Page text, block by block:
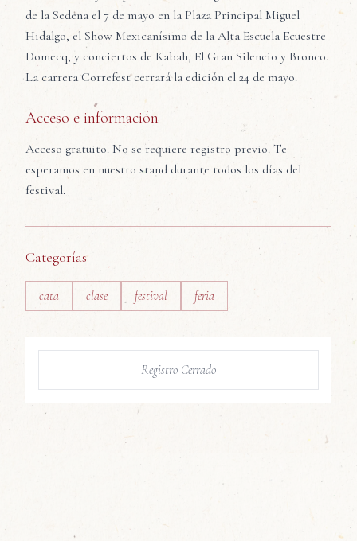
de la Sedena el 7 de mayo en la Plaza Principal Miguel
Hidalgo, el Show Mexicanísimo de la Alta Escuela Ecuestre
Domecq, y conciertos de Kabah, El Gran Silencio y Bronco.
La carrera Correfest cerrará la edición el 24 de mayo.
Acceso e información
Acceso gratuito. No se requiere registro previo. Te
esperamos en nuestro stand durante todos los días del
festival.
Categorías
cata clase festival feria
Registro Cerrado